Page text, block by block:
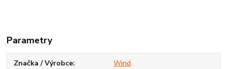
Parametry
Značka / Výrobce Wind